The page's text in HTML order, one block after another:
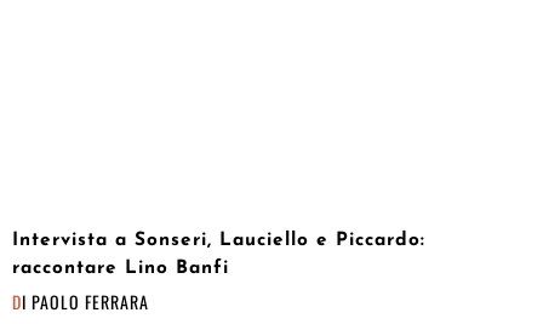
Intervista a Sonseri, Lauciello e Piccardo:
raccontare Lino Banfi
DI PAOLO FERRARA